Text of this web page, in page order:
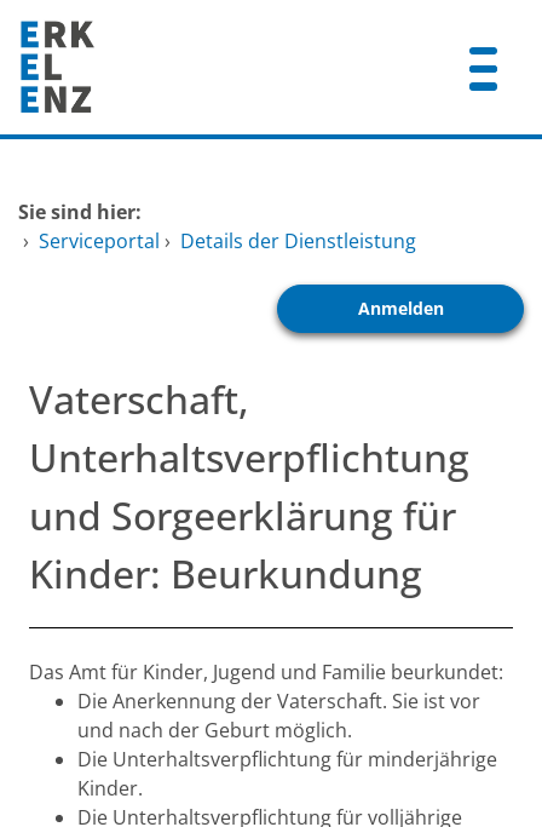
Zum Hauptinhalt springen
Dienstleistungen A-Z
Sie sind hier:
› Serviceportal › Details der Dienstleistung
Anmelden
Vaterschaft,
Unterhaltsverpflichtung
und Sorgeerklärung für
Kinder: Beurkundung
Beschreibung
Das Amt für Kinder, Jugend und Familie beurkundet:
Die Anerkennung der Vaterschaft. Sie ist vor
und nach der Geburt möglich.
Die Unterhaltsverpflichtung für minderjährige
Kinder.
Die Unterhaltsverpflichtung für volljährige